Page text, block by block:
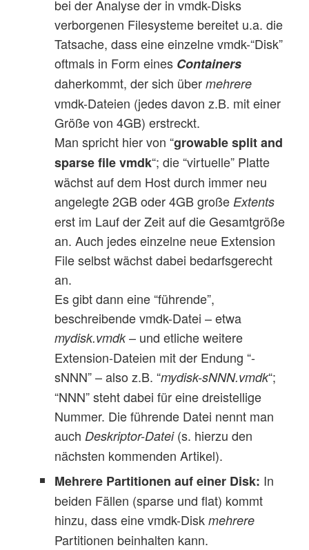
bei der Analyse der in vmdk-Disks
verborgenen Filesysteme bereitet u.a. die
Tatsache, dass eine einzelne vmdk-“Disk”
oftmals in Form eines Containers
daherkommt, der sich übermehrere
vmdk-Dateien (jedes davon z.B. mit einer
Größe von 4GB) erstreckt.
Man spricht hier von “growable split and
sparse file vmdk“; die “virtuelle” Platte
wächst auf dem Host durch immer neu
angelegte 2GB oder 4GB große Extents
erst im Lauf der Zeit auf die Gesamtgröße
an. Auch jedes einzelne neue Extension
File selbst wächst dabei bedarfsgerecht
an.
Es gibt dann eine “führende”,
beschreibende vmdk-Datei – etwa
mydisk.vmdk– und etliche weitere
Extension-Dateien mit der Endung “-
sNNN” – also z.B. “mydisk-sNNN.vmdk“;
“NNN” steht dabei für eine dreistellige
Nummer. Die führende Datei nennt man
auch Deskriptor-Datei(s. hierzu den
nächsten kommenden Artikel).
Mehrere Partitionen auf einer Disk: In
beiden Fällen (sparse und flat) kommt
hinzu, dass eine vmdk-Diskmehrere
Partitionen beinhalten kann.